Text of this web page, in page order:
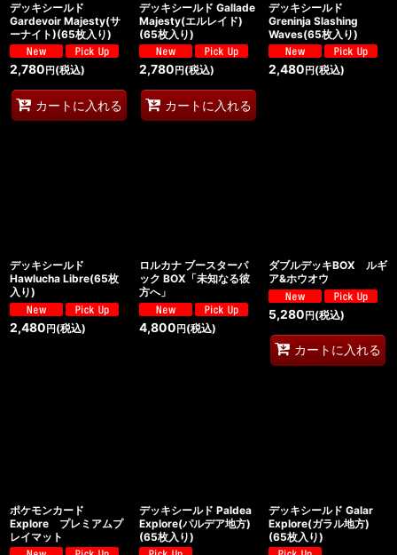
デッキシールド
Gardevoir Majesty(サ
ーナイト)(65枚入り)
2,780 円 (税込)
カートに入れる
デッキシールド Gallade
Majesty(エルレイド)
(65枚入り)
2,780 円(税込)
カートに入れる
デッキシールド
Greninja Slashing
Waves(65枚入り)
2,480 円(税込)
デッキシールド
Hawlucha Libre(65枚
入り)
2,480 円 (税込)
ロルカナ ブースターパ
ック BOX「未知なる彼
方へ」
4,800 円(税込)
ダブルデッキBOX ルギ
ア&ホウオウ
5,280 円(税込)
カートに入れる
ポケモンカード
Explore プレミアムプ
レイマット
デッキシールド Paldea
Explore(パルデア地方)
(65枚入り)
デッキシールド Galar
Explore(ガラル地方)
(65枚入り)